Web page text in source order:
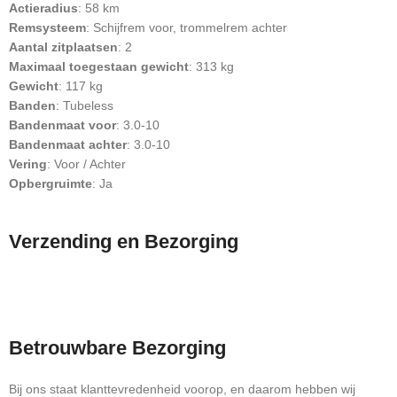
Actieradius: 58 km
Remsysteem: Schijfrem voor, trommelrem achter
Aantal zitplaatsen: 2
Maximaal toegestaan gewicht: 313 kg
Gewicht: 117 kg
Banden: Tubeless
Bandenmaat voor: 3.0-10
Bandenmaat achter: 3.0-10
Vering: Voor / Achter
Opbergruimte: Ja
Verzending en Bezorging
Betrouwbare Bezorging
Bij ons staat klanttevredenheid voorop, en daarom hebben wij